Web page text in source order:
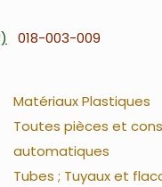
018-003-009
Matériaux Plastiques
Toutes pièces et
automatiques
Tubes ; Tuyaux et